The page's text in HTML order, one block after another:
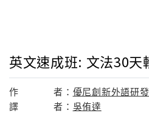
英文速成班: 文法30天
作 者： 優尼創新外語研
譯
者： 吳侑達